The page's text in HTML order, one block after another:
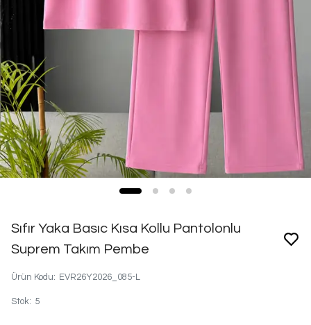
Sıfır Yaka Basıc Kısa Kollu Pantolonlu
Suprem Takım Pembe
Ürün Kodu: EVR26Y2026_085-L
Stok: 5